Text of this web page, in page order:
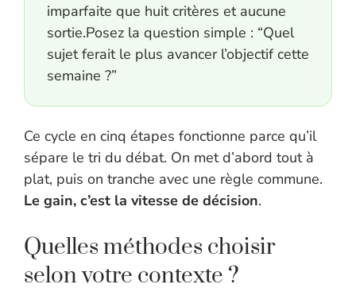
imparfaite que huit critères et aucune
sortie.Posez la question simple : “Quel
sujet ferait le plus avancer l’objectif cette
semaine ?”
Ce cycle en cinq étapes fonctionne parce qu’il
sépare le tri du débat. On met d’abord tout à
plat, puis on tranche avec une règle commune.
Le gain, c’est la vitesse de décision.
Quelles méthodes choisir
selon votre contexte ?